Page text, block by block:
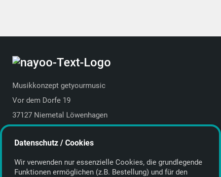
Musikkonzept getyourmusic
Vor dem Dorfe 19
37127 Niemetal Löwenhagen
E-Mail:info@getyourmusic.de
Alle Informationen
Datenschutz / Cookies
Wir verwenden nur essenzielle Cookies, die grund­legende
Funktionen ermöglichen (z.B. Bestellung) und für den